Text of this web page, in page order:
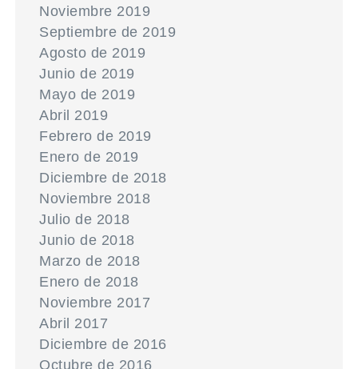
Noviembre 2019
Septiembre de 2019
Agosto de 2019
Junio de 2019
Mayo de 2019
Abril 2019
Febrero de 2019
Enero de 2019
Diciembre de 2018
Noviembre 2018
Julio de 2018
Junio de 2018
Marzo de 2018
Enero de 2018
Noviembre 2017
Abril 2017
Diciembre de 2016
Octubre de 2016